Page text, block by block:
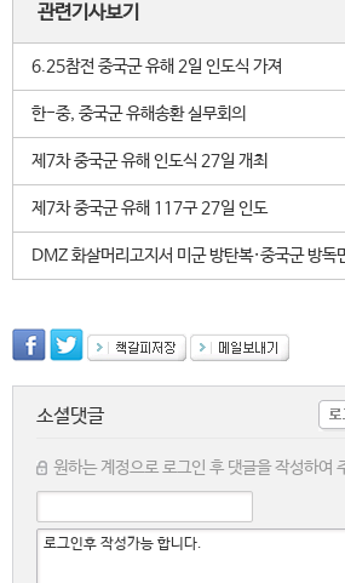
관련기사보기
6.25참전 중국군 유해 2일 인도식 가져
한-중, 중국군 유해송환 실무회의
제7차 중국군 유해 인도식 27일 개최
제7차 중국군 유해 117구 27일 인도
DMZ 화살머리고지서 미군 방탄복·중국군 방독
소셜댓글
원하는 계정으로 로그인 후 댓글을 작성하여